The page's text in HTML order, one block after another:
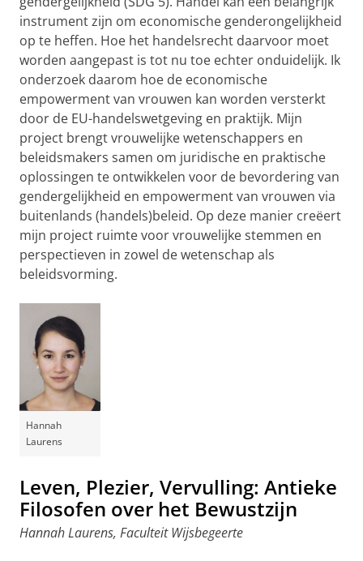
instrument zijn om economische genderongelijkheid
op te heffen. Hoe het handelsrecht daarvoor moet
worden aangepast is tot nu toe echter onduidelijk. Ik
onderzoek daarom hoe de economische
empowerment van vrouwen kan worden versterkt
door de EU-handelswetgeving en praktijk. Mijn
project brengt vrouwelijke wetenschappers en
beleidsmakers samen om juridische en praktische
oplossingen te ontwikkelen voor de bevordering van
gendergelijkheid en empowerment van vrouwen via
buitenlands (handels)beleid. Op deze manier creëert
mijn project ruimte voor vrouwelijke stemmen en
perspectieven in zowel de wetenschap als
beleidsvorming.
Hannah
Laurens
Leven, Plezier, Vervulling: Antieke
Filosofen over het Bewustzijn
Hannah Laurens, Faculteit Wijsbegeerte